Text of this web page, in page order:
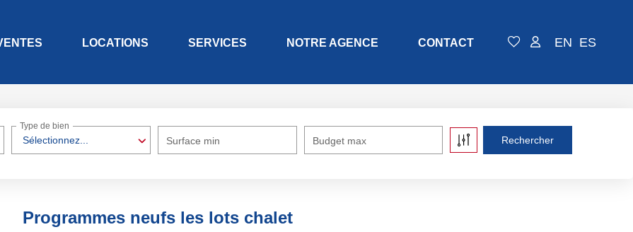
LOCATIONS SERVICES NOTRE AGENCE CONTACT EN ES
Sélectionnez...
Type de bien
Surface min Budget max
Programmes neufs les lots chalet